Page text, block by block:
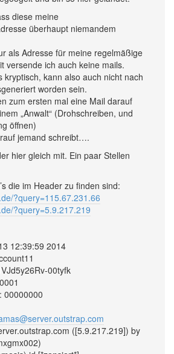
diese meine
überhaupt niemandem
als Adresse für meine regelmäßige
versende ich auch keine mails.
kryptisch, kann also auch nicht nach
worden sein.
zum ersten mal eine Mail darauf
„Anwalt“ (Drohschreiben, und
öffnen)
jemand schreibt….
hier gleich mit. Ein paar Stellen
die im Header zu finden sind:
?query=115.67.231.66
?query=5.9.217.219
12:39:59 2014
00tyfk
00000000
([5.9.217.219]) by